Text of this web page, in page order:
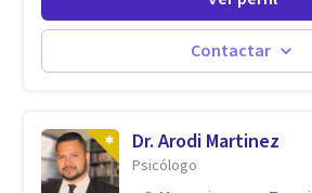
profesional he acompañado a muchas
distintas problemáticas como el manejo
Autoestima, Gestión de la Ira, Depresión,
Codependencia, Celos, entre otros.
Adolescentes y Adultos
Contactar
Dr. Arodi Martinez
Psicólogo